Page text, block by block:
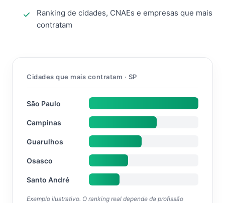
Ranking de cidades, CNAEs e empresas que mais
contratam
Cidades que mais contratam · SP
São Paulo
Campinas
Guarulhos
Osasco
Santo André
Exemplo ilustrativo. O ranking real depende da profissão